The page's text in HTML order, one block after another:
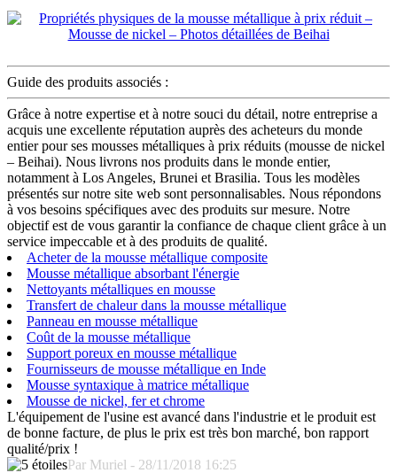
Guide des produits associés :
Grâce à notre expertise et à notre souci du détail, notre entreprise a
acquis une excellente réputation auprès des acheteurs du monde
entier pour ses mousses métalliques à prix réduits (mousse de nickel
– Beihai). Nous livrons nos produits dans le monde entier,
notamment à Los Angeles, Brunei et Brasilia. Tous les modèles
présentés sur notre site web sont personnalisables. Nous répondons
à vos besoins spécifiques avec des produits sur mesure. Notre
objectif est de vous garantir la confiance de chaque client grâce à un
service impeccable et à des produits de qualité.
Acheter de la mousse métallique composite
Mousse métallique absorbant l'énergie
Nettoyants métalliques en mousse
Transfert de chaleur dans la mousse métallique
Panneau en mousse métallique
Coût de la mousse métallique
Support poreux en mousse métallique
Fournisseurs de mousse métallique en Inde
Mousse syntaxique à matrice métallique
Mousse de nickel, fer et chrome
L'équipement de l'usine est avancé dans l'industrie et le produit est
de bonne facture, de plus le prix est très bon marché, bon rapport
qualité/prix !
Par Muriel - 28/11/2018 16:25